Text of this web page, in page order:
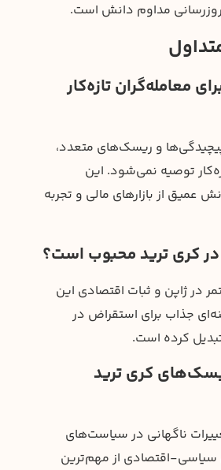
مداوم دانش است.
معامله‌گران تازه‌کار
و ریسک‌های متعدد،
توصیه نمی‌شود. این
عمیق از بازارهای مالی و تجربه
در ژاپن و ثبات اقتصادی این
جذاب برای استقراض در
کرده است.
کری ترید
ناگهانی در سیاست‌های
اقتصادی از مهم‌ترین